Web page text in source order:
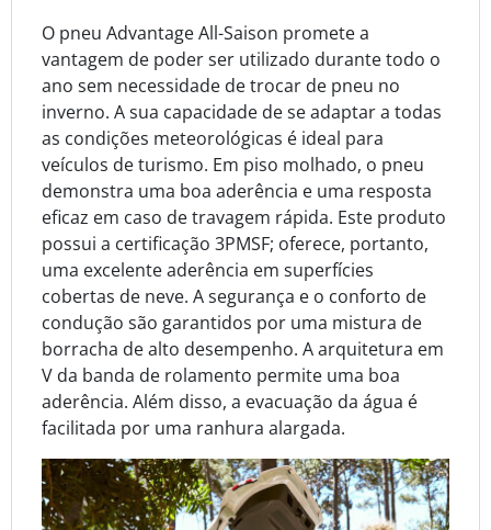
O pneu Advantage All-Saison promete a
vantagem de poder ser utilizado durante todo o
ano sem necessidade de trocar de pneu no
inverno. A sua capacidade de se adaptar a todas
as condições meteorológicas é ideal para
veículos de turismo. Em piso molhado, o pneu
demonstra uma boa aderência e uma resposta
eficaz em caso de travagem rápida. Este produto
possui a certificação 3PMSF; oferece, portanto,
uma excelente aderência em superfícies
cobertas de neve. A segurança e o conforto de
condução são garantidos por uma mistura de
borracha de alto desempenho. A arquitetura em
V da banda de rolamento permite uma boa
aderência. Além disso, a evacuação da água é
facilitada por uma ranhura alargada.